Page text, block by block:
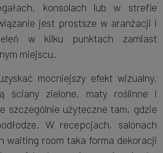
konsolach lub w strefie
jest prostsze w aranżacji i
w kilku punktach zamiast
miejscu.
mocniejszy efekt wizualny,
ściany zielone, maty roślinne i
szczególnie użyteczne tam, gdzie
W recepcjach, salonach
waiting room taka forma dekoracji